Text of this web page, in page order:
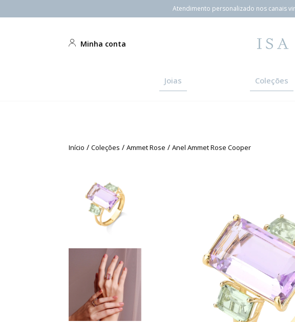
Atendimento personalizado nos canais
Minha conta
Joias Coleções
Início / Coleções / Ammet Rose / Anel Ammet Rose Cooper